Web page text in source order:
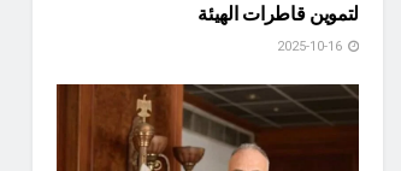
لتموين قاطرات الهيئة